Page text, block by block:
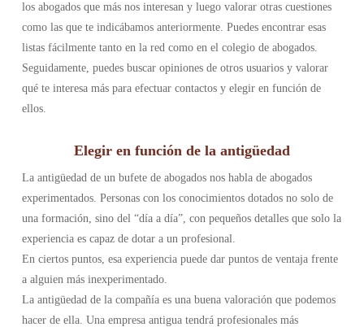
los abogados que más nos interesan y luego valorar otras cuestiones
como las que te indicábamos anteriormente. Puedes encontrar esas
listas fácilmente tanto en la red como en el colegio de abogados.
Seguidamente, puedes buscar opiniones de otros usuarios y valorar
qué te interesa más para efectuar contactos y elegir en función de
ellos.
Elegir en función de la antigüedad
La antigüedad de un bufete de abogados nos habla de abogados
experimentados. Personas con los conocimientos dotados no solo de
una formación, sino del “día a día”, con pequeños detalles que solo la
experiencia es capaz de dotar a un profesional.
En ciertos puntos, esa experiencia puede dar puntos de ventaja frente
a alguien más inexperimentado.
La antigüedad de la compañía es una buena valoración que podemos
hacer de ella. Una empresa antigua tendrá profesionales más